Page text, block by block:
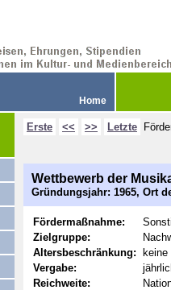
Home
Erste << >> Letzte
Wettbewerb der
Gründungsjahr: 1965, Ort
Fördermaßnahme:
Zielgruppe:
Altersbeschränkung:
keine
Vergabe:
Reichweite: